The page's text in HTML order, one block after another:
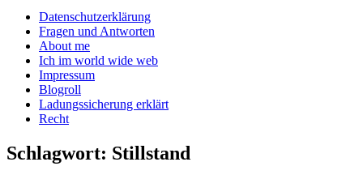
Facebook
anzeigen
Twitter
anzeigen
auf
Instagram
anzeigen
Main
menu
Skip
content
Datenschutzerklärung
Fragen und Antworten
About me
Ich im world wide web
Impressum
Blogroll
Ladungssicherung erklärt
Recht
Schlagwort: Stillstand